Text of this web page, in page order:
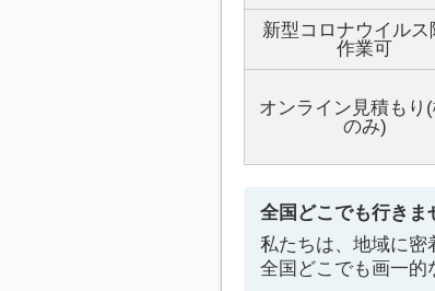
新型コロナウイルス
作業可
オンライン見積もり
のみ)
全国どこでも行きま
私たちは、地域に密
全国どこでも画一的